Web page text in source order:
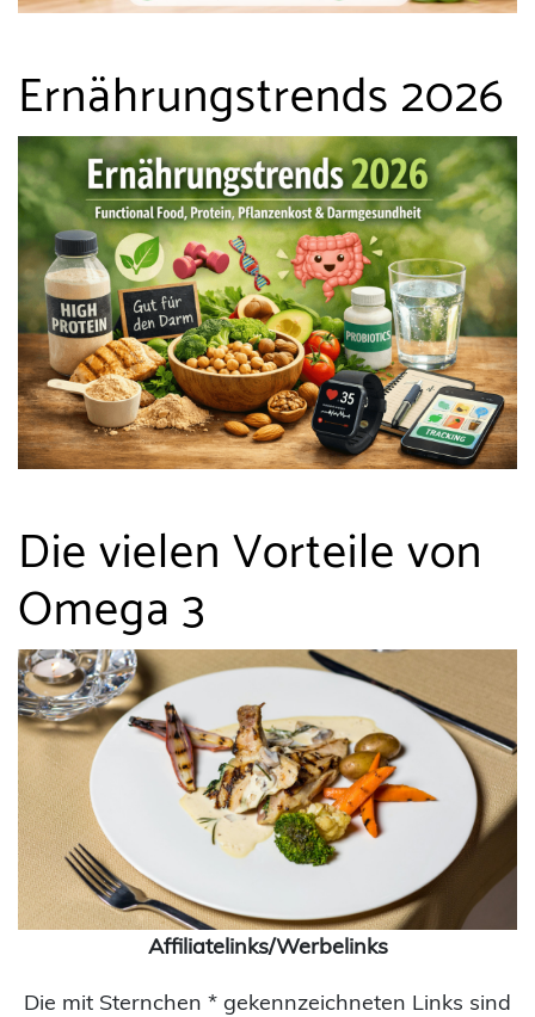
Ernährungstrends 2026
Die vielen Vorteile von
Omega 3
Affiliatelinks/Werbelinks
Die mit Sternchen * gekennzeichneten Links sind